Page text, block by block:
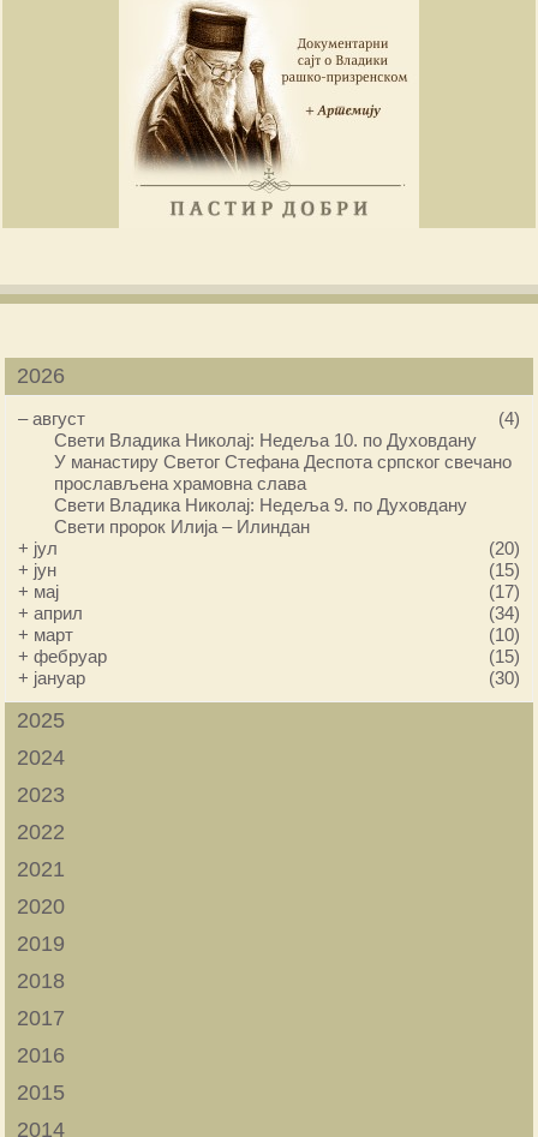
2026
–август
(4)
Свети Владика Николај: Недеља 10. по Духовдану
У манастиру Светог Стефана Деспота српског свечано
прослављена храмовна слава
Свети Владика Николај: Недеља 9. по Духовдану
Свети пророк Илија – Илиндан
+ јул
(20)
+ јун
(15)
+ мај
(17)
+април
(34)
+ март
(10)
+фебруар
(15)
+ јануар (30)
2025
2024
2023
2022
2021
2020
2019
2018
2017
2016
2015
2014